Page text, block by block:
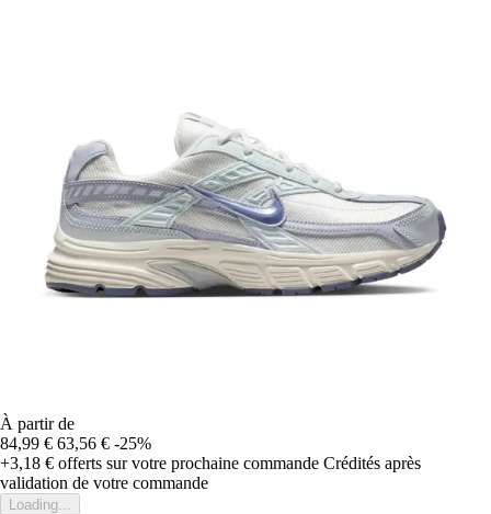
À partir de
84,99 € 63,56 € -25%
+3,18 € offerts sur votre prochaine commande Crédités après
validation de votre commande
Loading...